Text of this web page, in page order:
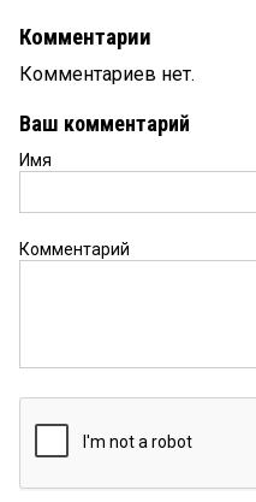
Комментарии
Комментариев нет.
Ваш комментарий
Имя
Комментарий